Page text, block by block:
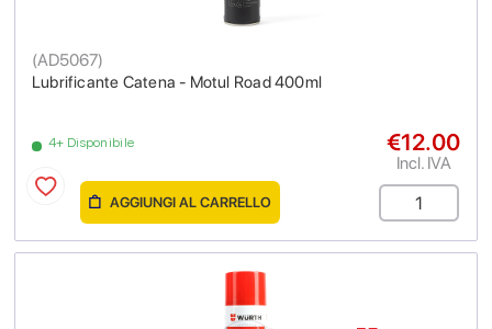
Lubrificante Catena - Motul Road 400ml
(AD5067)
4+ Disponibile €12.00
Incl. IVA
AGGIUNGI AL CARRELLO